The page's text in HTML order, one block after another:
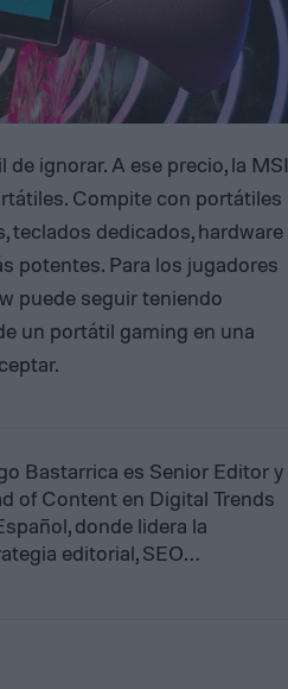
ignorar. A ese precio, la MSI
Compite con portátiles
teclados dedicados, hardware
potentes. Para los jugadores
puede seguir teniendo
un portátil gaming en una
Bastarrica es Senior Editor y
of Content en Digital Trends
donde lidera la
editorial, SEO…